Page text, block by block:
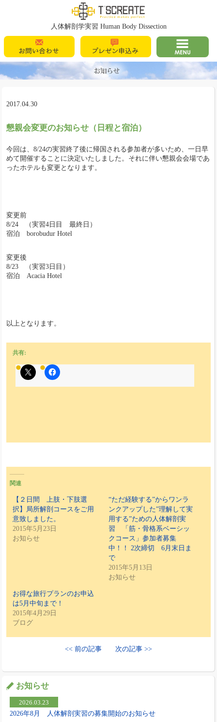
T's Create
人体解剖学実習 Human Body Dissection
お問い合わせ
プレゼン申込
み
MENU
2017.04.30
懇親会変更のお知らせ（日程と宿泊）
今回は、8/24の実習終了後に帰国される参加者が多いため、一日早
めて開催することに決定いたしました。それに伴い懇親会会場であ
ったホテルも変更となります。
変更前
8/24 （実習4日目 最終日）
宿泊 borobudur Hotel
変更後
8/23 （実習3日目）
宿泊 Acacia Hotel
以上となります。
共有:
関連
【２日間 上肢・下肢選
択】局所解剖コースをご用
意致しました。
2015年5月23日
お知らせ
“ただ経験する”からワンラ
ンクアップした”理解して実
用する”ための人体解剖実
習 「筋・骨格系ベーシッ
クコース」参加者募集
中！！ 2次締切 6月末日ま
で
2015年5月13日
お知らせ
お得な旅行プランのお申込
は5月中旬まで！
2015年4月29日
ブログ
<< 前の記事 次の記事 >>
お知らせ
2026.03.23
2026年8月 人体解剖実習の募集開始のお知らせ